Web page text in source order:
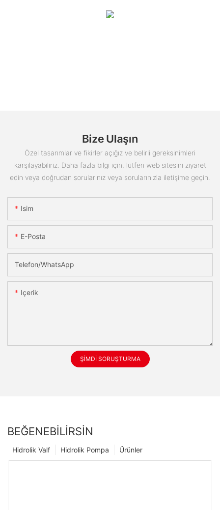
Bize Ulaşın
Özel tasarımlar ve fikirler açığız ve belirli gereksinimleri
karşılayabiliriz. Daha fazla bilgi için, lütfen web sitesini ziyaret
edin veya doğrudan sorularınız veya sorularınızla iletişime geçin.
Isim
E-Posta
Telefon/WhatsApp
Içerik
ŞIMDI SORUŞTURMA
BEĞENEBILIRSIN
Ürünler
Hidrolik Pompa
Hidrolik Valf